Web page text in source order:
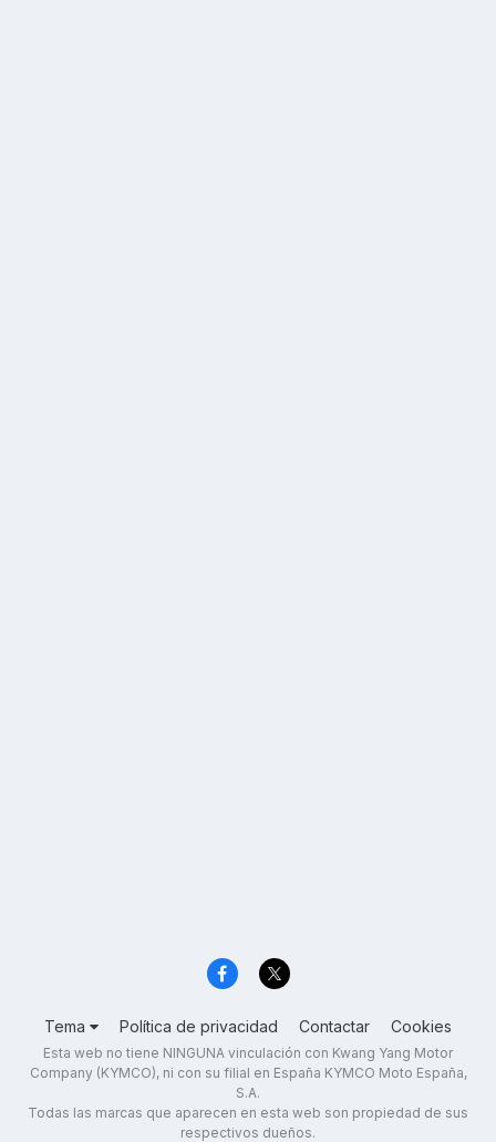
Tema Política de privacidad Contactar Cookies
Esta web no tiene NINGUNA vinculación con Kwang Yang Motor
Company (KYMCO), ni con su filial en España KYMCO Moto España,
S.A.
Todas las marcas que aparecen en esta web son propiedad de sus
respectivos dueños.